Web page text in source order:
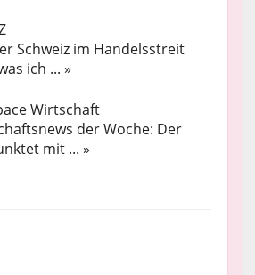
Schweiz im Handelsstreit
ich ... »
der Woche: Der
mit ... »